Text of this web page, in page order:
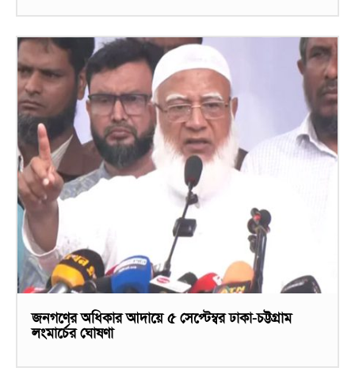
জনগণের অধিকার আদায়ে ৫ সেপ্টেম্বর ঢাকা-চট্টগ্রাম
লংমার্চের ঘোষণা